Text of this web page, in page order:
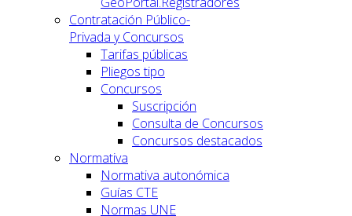
Contratación Público-
Privada y Concursos
Tarifas públicas
Pliegos tipo
Concursos
Suscripción
Consulta de Concursos
Concursos destacados
Normativa
Normativa autonómica
Guías CTE
Normas UNE